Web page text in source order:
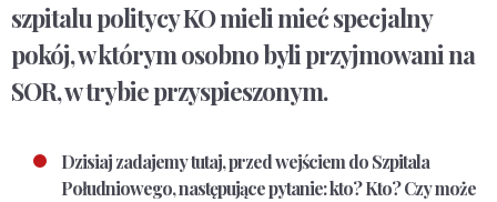
szpitalu politycy KO mieli mieć specjalny
pokój, w którym osobno byli przyjmowani na
SOR, w trybie przyspieszonym.
Dzisiaj zadajemy tutaj, przed wejściem do Szpitala
Południowego, następujące pytanie: kto? Kto? Czy może